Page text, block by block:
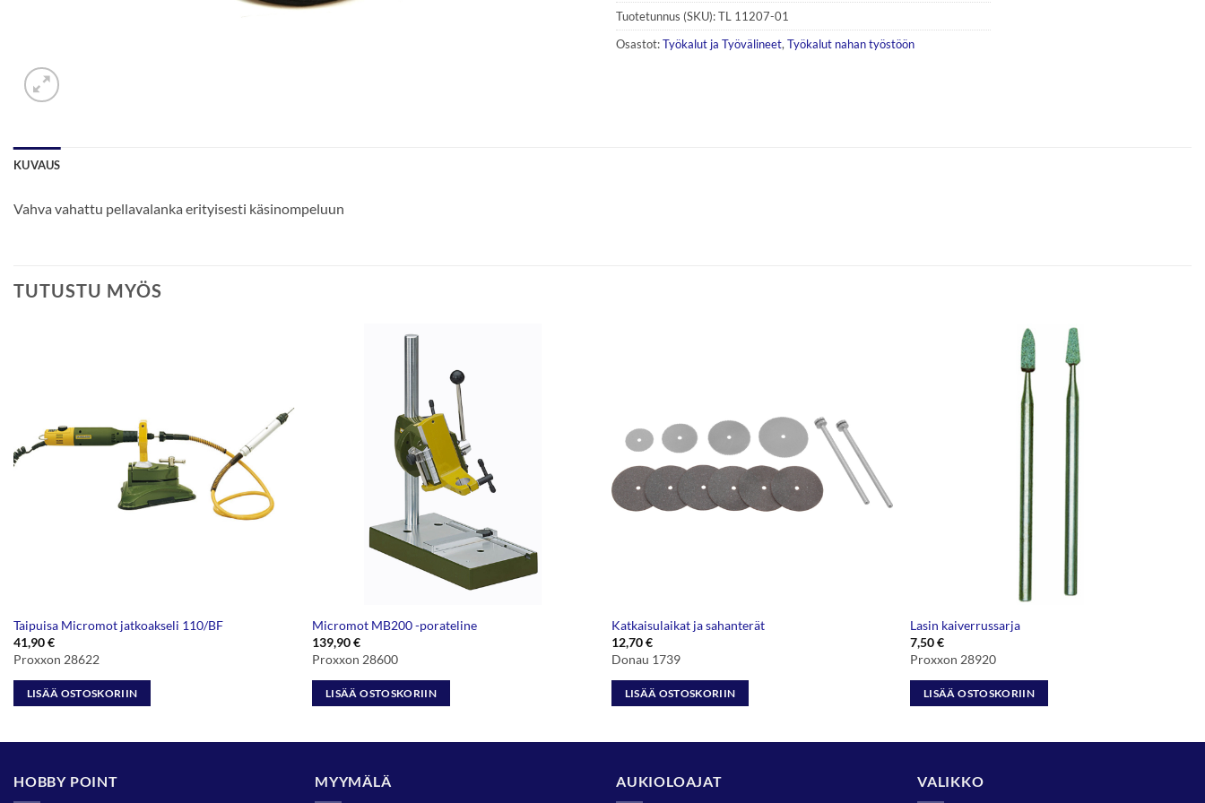
Tuotetunnus (SKU):TL 11207-01
Osastot:Työkalut ja Työvälineet, Työkalut nahan työstöön
KUVAUS
Vahva vahattu pellavalanka erityisesti käsinompeluun
TUTUSTU MYÖS
Taipuisa Micromot jatkoakseli 110/BF
41,90€
Proxxon 28622
LISÄÄ OSTOSKORIIN
Micromot MB200 -porateline
139,90€
Proxxon 28600
LISÄÄ OSTOSKORIIN
Katkaisulaikat ja sahanterät
12,70€
Donau 1739
LISÄÄ OSTOSKORIIN
Lasin kaiverrussarja
7,50€
Proxxon 28920
LISÄÄ OSTOSKORIIN
HOBBY POINT MYYMÄLÄ AUKIOLOAJAT VALIKKO